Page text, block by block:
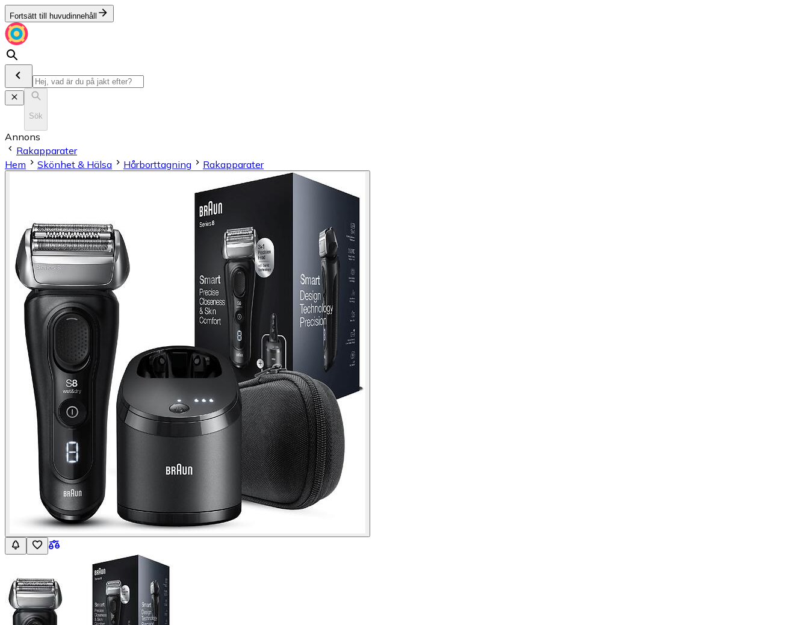
Fortsätt till huvudinnehåll
Sök
Annons
Rakapparater
Hem
Skönhet & Hälsa Hårborttagning Rakapparater